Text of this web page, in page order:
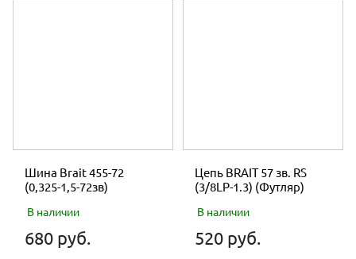
Шина Brait 455-72
(0,325-1,5-72зв)
В наличии
680 руб.
Цепь BRAIT 57 зв. RS
(3/8LP-1.3) (Футляр)
В наличии
520 руб.